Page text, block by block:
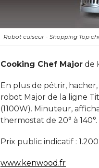
Robot cuiseur - Shopping Top
Cooking Chef Major de
En plus de pétrir,
robot Major de la ligne
(1100W). Minuteur,
thermostat de 20° à 140°.
Prix public indicatif :
www.kenwood.fr